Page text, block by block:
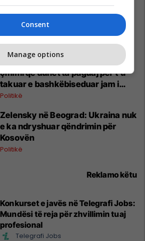
Incidenti me vezë ndaj Kurtit,
Kosovë
Kurti: Nëse hedhja me vezë është
çmimi që duhet ta paguaj për t’u
takuar e bashkëbiseduar jam i
lumtur ta bëj këtë
Politikë
Zelensky në Beograd: Ukraina nuk
e ka ndryshuar qëndrimin për
Kosovën
Politikë
Reklamo këtu
Konkurset e javës në Telegrafi Jobs:
Mundësi të reja për zhvillimin tuaj
profesional
Telegrafi Jobs
Consent
Manage options